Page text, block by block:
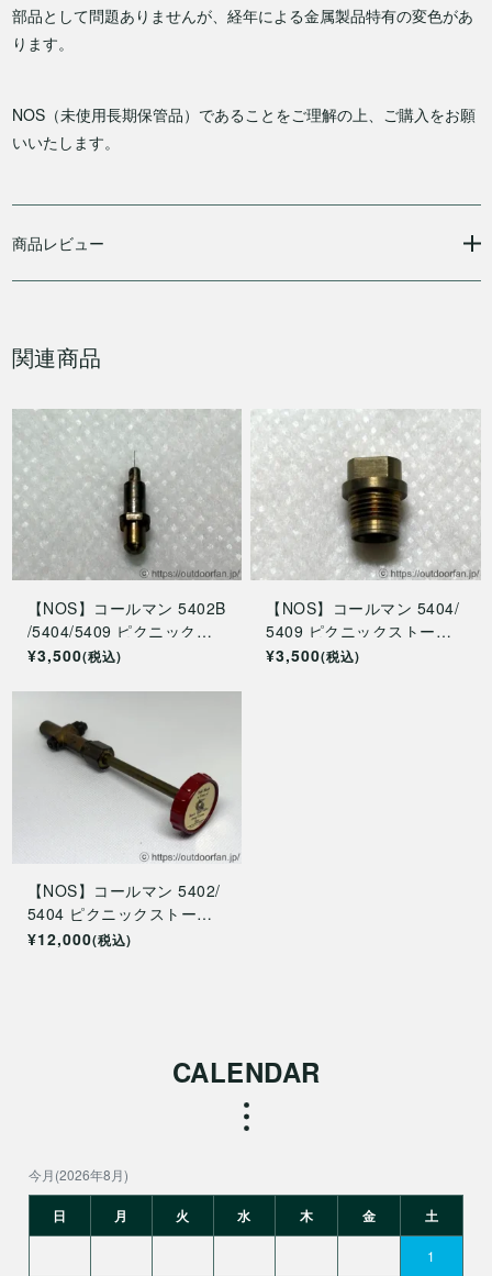
部品として問題ありませんが、経年による金属製品特有の変色があ
ります。
NOS（未使用長期保管品）であることをご理解の上、ご購入をお願
いいたします。
商品レビュー
関連商品
【NOS】コールマン 5402B
/5404/5409 ピクニックス
トーブ用ニードル 5404-50
¥3,500(税込)
【NOS】コールマン 5404/
5409 ピクニックストーブ
用ガスティップ 5404-2181
¥3,500(税込)
【NOS】コールマン 5402/
5404 ピクニックストーブ
用燃料バルブ 5404-5091
¥12,000(税込)
CALENDAR
今月(2026年8月)
日 月 火 水 木 金 土
1